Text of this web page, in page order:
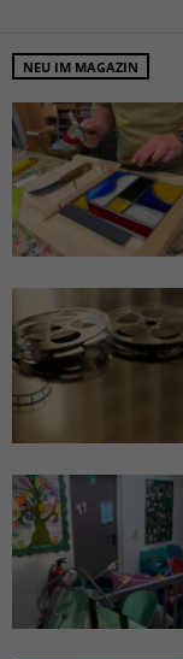
NEU IM MAGAZIN